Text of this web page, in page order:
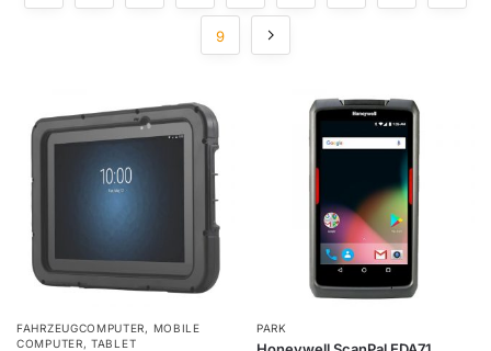
9
FAHRZEUGCOMPUTER, MOBILE
COMPUTER,TABLET
PARK